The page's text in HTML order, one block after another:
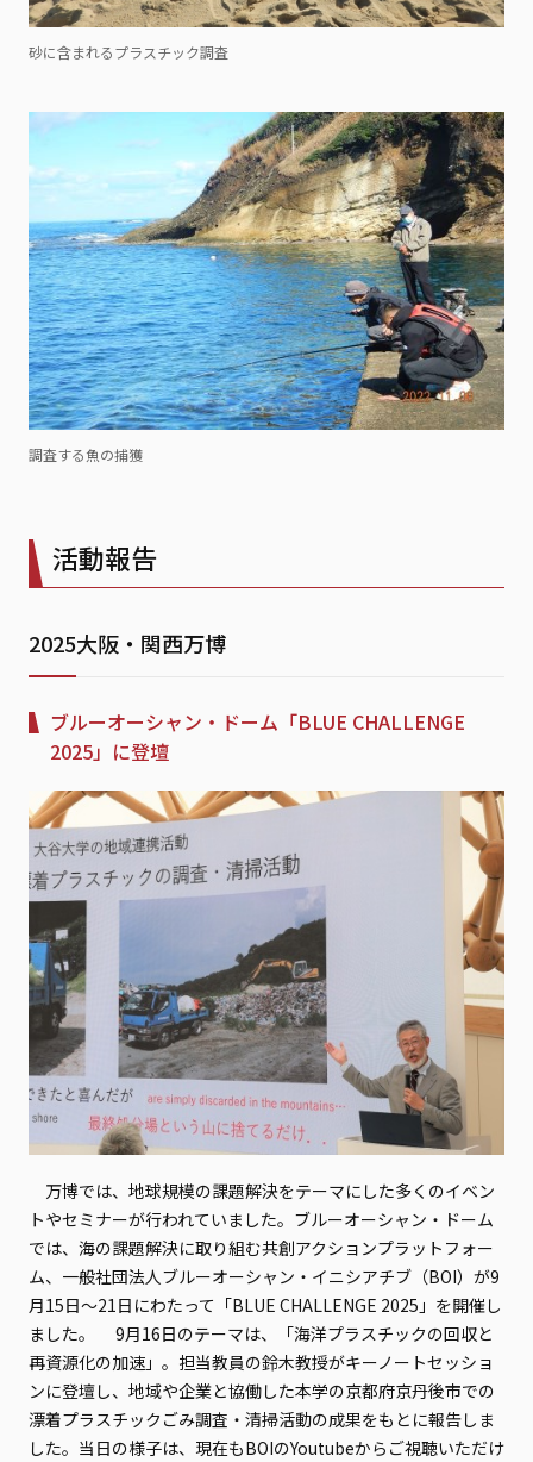
砂に含まれるプラスチック調査
調査する魚の捕獲
活動報告
2025大阪・関西万博
ブルーオーシャン・ドーム「BLUE CHALLENGE
2025」に登壇
万博では、地球規模の課題解決をテーマにした多くのイベン
トやセミナーが行われていました。ブルーオーシャン・ドーム
では、海の課題解決に取り組む共創アクションプラットフォー
ム、一般社団法人ブルーオーシャン・イニシアチブ（BOI）が9
月15日〜21日にわたって「BLUE CHALLENGE 2025」を開催し
ました。 9月16日のテーマは、「海洋プラスチックの回収と
再資源化の加速」。担当教員の鈴木教授がキーノートセッショ
ンに登壇し、地域や企業と協働した本学の京都府京丹後市での
漂着プラスチックごみ調査・清掃活動の成果をもとに報告しま
した。当日の様子は、現在もBOIのYoutubeからご視聴いただけ